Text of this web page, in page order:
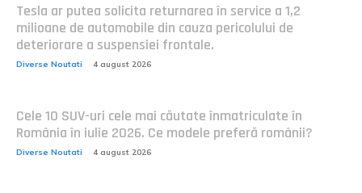
Tesla ar putea solicita returnarea în service a 1,2
milioane de automobile din cauza pericolului de
deteriorare a suspensiei frontale.
Diverse Noutati 4 august 2026
Cele 10 SUV-uri cele mai căutate înmatriculate în
România în iulie 2026. Ce modele preferă românii?
Diverse Noutati 4 august 2026